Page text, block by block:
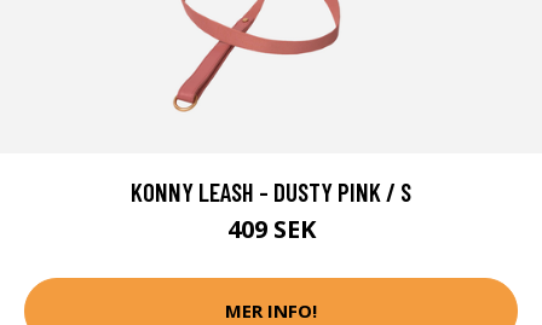
KONNY LEASH - DUSTY PINK / S
409 SEK
MER INFO!